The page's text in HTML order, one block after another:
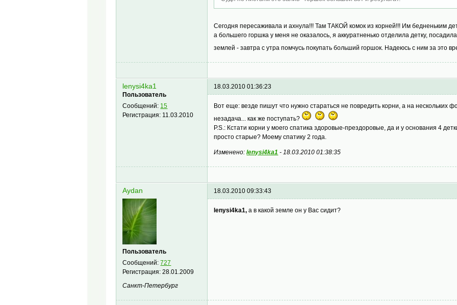
Сегодня пересаживала и ахнула!!! Там ТАКОЙ комок из корней!!! Им бедненьким
а большего горшка у меня не оказалось, я аккуратненько отделила детку,
землей - завтра с утра помчусь покупать больший горшок. Надеюсь с ним за это
lenysi4ka1
Пользователь
Сообщений: 15
Регистрация: 11.03.2010
18.03.2010 01:36:23
Вот еще: везде пишут что нужно стараться не повредить корни, а на нескольких
незадача... как же поступать?
P.S.: Кстати корни у моего спатика здоровые-прездоровые, да и у основания 4
просто старые? Моему спатику 2 года.
Изменено:lenysi4ka1 -18.03.2010 01:38:35
Aydan
Пользователь
Сообщений:727
Регистрация:28.01.2009
Санкт-Петербург
18.03.2010 09:33:43
lenysi4ka1, а в какой земле он у Вас сидит?